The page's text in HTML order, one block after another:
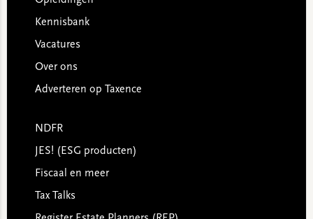
Kennisbank
Vacatures
Over ons
Adverteren op Taxence
NDFR
JES! (ESG producten)
Fiscaal en meer
Tax Talks